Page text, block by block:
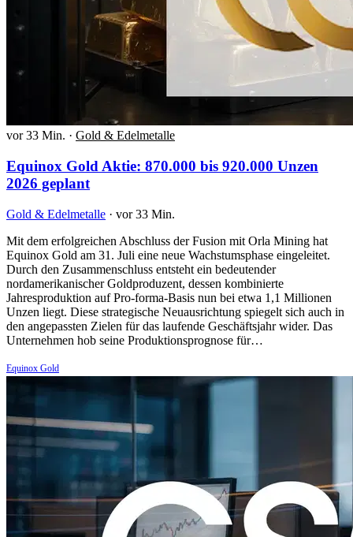
vor 33 Min. · Gold & Edelmetalle
Equinox Gold Aktie: 870.000 bis 920.000 Unzen
2026 geplant
Gold & Edelmetalle · vor 33 Min.
Mit dem erfolgreichen Abschluss der Fusion mit Orla Mining hat
Equinox Gold am 31. Juli eine neue Wachstumsphase eingeleitet.
Durch den Zusammenschluss entsteht ein bedeutender
nordamerikanischer Goldproduzent, dessen kombinierte
Jahresproduktion auf Pro-forma-Basis nun bei etwa 1,1 Millionen
Unzen liegt. Diese strategische Neuausrichtung spiegelt sich auch in
den angepassten Zielen für das laufende Geschäftsjahr wider. Das
Unternehmen hob seine Produktionsprognose für…
Equinox Gold